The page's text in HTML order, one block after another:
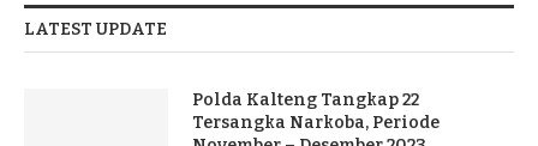
LATEST UPDATE
Polda Kalteng Tangkap 22
Tersangka Narkoba, Periode